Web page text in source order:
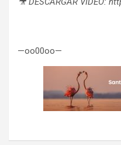
—oo00oo—